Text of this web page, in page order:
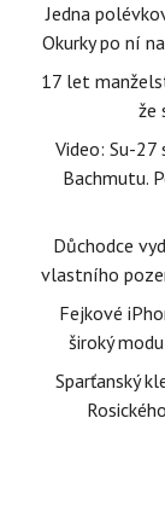
Jedna
Okurky po ní
17 let
že
Video: Su-27
Bachmutu.
Důchodce
vlastního
Fejkové
široký
Sparťanský